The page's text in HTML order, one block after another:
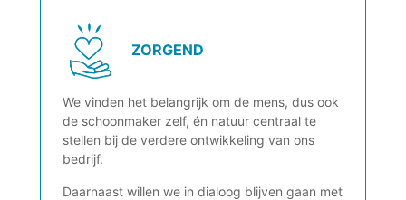
ZORGEND
We vinden het belangrijk om de mens, dus ook
de schoonmaker zelf, én natuur centraal te
stellen bij de verdere ontwikkeling van ons
bedrijf.
Daarnaast willen we in dialoog blijven gaan met